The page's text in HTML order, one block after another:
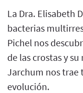
La Dra. Elisabeth
bacterias
Pichel nos
de las crostas y
Jarchum nos trae
evolución.